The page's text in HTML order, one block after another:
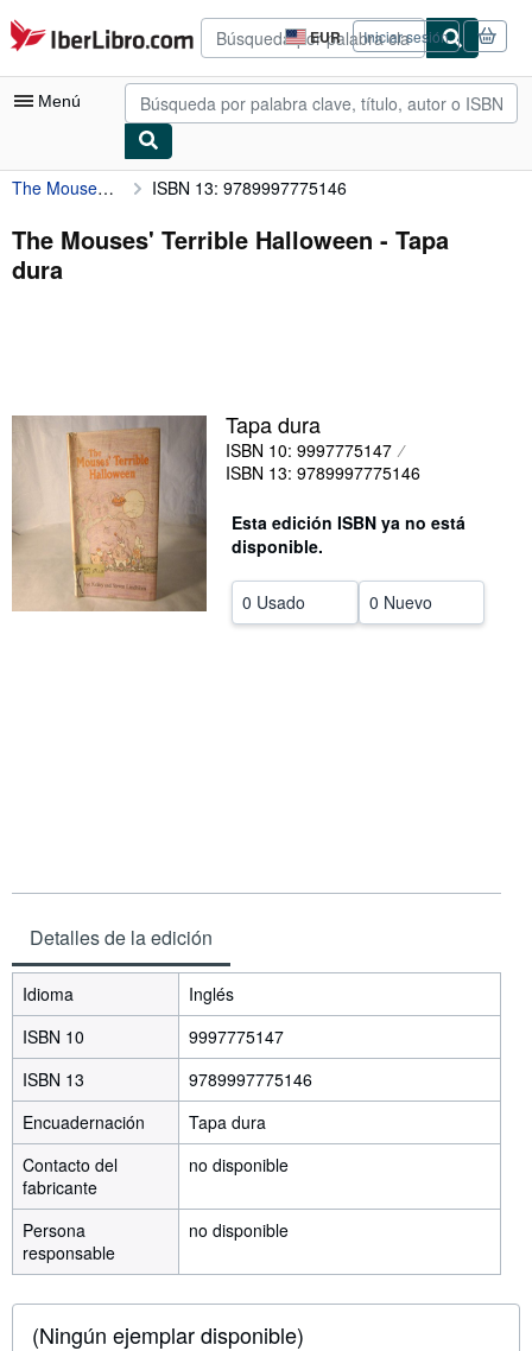
Pasar al contenido principal
IberLibro.com EUR
Preferencias
de
compra
del
Iniciar sesión
Menú
Mi cuenta
Consultar mis pedidos
Búsqueda avanzada
Vendedores
Comenzar a vender
Ayuda
CERRAR
The Mouses' Terrible Halloween ISBN 13: 9789997775146
The Mouses' Terrible Halloween - Tapa
dura
Tapa dura
ISBN 10: 9997775147
ISBN 13: 9789997775146
Esta edición ISBN ya no está
disponible.
0 Usado 0 Nuevo
Detalles de la edición
Idioma
Inglés
ISBN 10
9997775147
ISBN 13
9789997775146
Encuadernación
Tapa dura
Contacto del
fabricante
no disponible
Persona
responsable
no disponible
(Ningún ejemplar disponible)